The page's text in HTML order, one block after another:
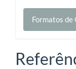
Formatos de